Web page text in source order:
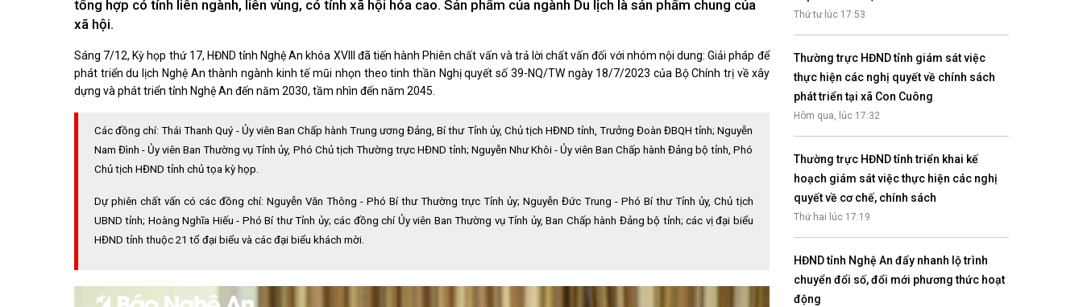
Kiến nghị của cử tri với Đoàn ĐBQH tỉnh
Kiến nghị của cử tri với HĐND tỉnh
Văn bản tổng hợp trả lời KNCT
Chủ trương, chính sách mới
Xây dựng nông thôn mới
Nhịp cầu đầu tư
Nghiên cứu - trao đổi
Kiến giải Nghệ An
Miền di sản xứ Nghệ
Non nước, con người xứ Nghệ
giải pháp phát triển
Ảnh đẹp xứ Nghệ
Nhìn ra tỉnh bạn, xã bạn
VĂN HỌC - NGHỆ THUẬT
CUỘC SỐNG THƯỜNG NGÀY
Cuộc sống thường ngày
QUẢNG BÁ THƯƠNG HIỆU
Fanpage ĐBND tỉnh Nghệ An
tổng hợp có tính liên ngành, liên vùng, có tính xã hội hóa cao. Sản phẩm của ngành Du lịch là sản phẩm chung của
xã hội.
Sáng 7/12, Kỳ họp thứ 17, HĐND tỉnh Nghệ An khóa XVIII đã tiến hành Phiên chất vấn và trả lời chất vấn đối với nhóm nội dung: Giải pháp để
phát triển du lịch Nghệ An thành ngành kinh tế mũi nhọn theo tinh thần Nghị quyết số 39-NQ/TW ngày 18/7/2023 của Bộ Chính trị về xây
dựng và phát triển tỉnh Nghệ An đến năm 2030, tầm nhìn đến năm 2045.
Các đồng chí: Thái Thanh Quý - Ủy viên Ban Chấp hành Trung ương Đảng, Bí thư Tỉnh ủy, Chủ tịch HĐND tỉnh, Trưởng Đoàn ĐBQH tỉnh; Nguyễn
Nam Đình - Ủy viên Ban Thường vụ Tỉnh ủy, Phó Chủ tịch Thường trực HĐND tỉnh; Nguyễn Như Khôi - Ủy viên Ban Chấp hành Đảng bộ tỉnh, Phó
Chủ tịch HĐND tỉnh chủ tọa kỳ họp.
Dự phiên chất vấn có các đồng chí: Nguyễn Văn Thông - Phó Bí thư Thường trực Tỉnh ủy; Nguyễn Đức Trung - Phó Bí thư Tỉnh ủy, Chủ tịch
UBND tỉnh; Hoàng Nghĩa Hiếu - Phó Bí thư Tỉnh ủy; các đồng chí Ủy viên Ban Thường vụ Tỉnh ủy, Ban Chấp hành Đảng bộ tỉnh; các vị đại biểu
HĐND tỉnh thuộc 21 tổ đại biểu và các đại biểu khách mời.
Thứ tư lúc 17:53
Thường trực HĐND tỉnh giám sát việc
thực hiện các nghị quyết về chính sách
phát triển tại xã Con Cuông
Hôm qua, lúc 17:32
Thường trực HĐND tỉnh triển khai kế
hoạch giám sát việc thực hiện các nghị
quyết về cơ chế, chính sách
Thứ hai lúc 17:19
HĐND tỉnh Nghệ An đẩy nhanh lộ trình
chuyển đổi số, đổi mới phương thức hoạt
động